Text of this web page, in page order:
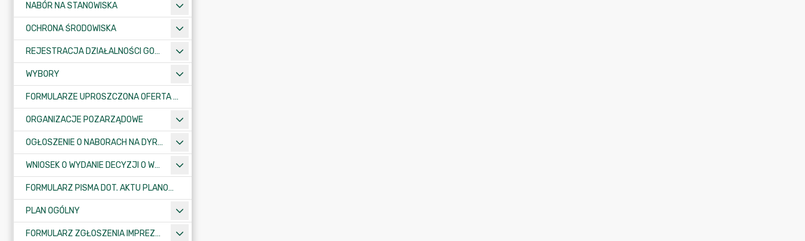
NABÓR NA STANOWISKA
OCHRONA ŚRODOWISKA
REJESTRACJA DZIAŁALNOŚCI GOSPODARCZEJ
WYBORY
FORMULARZE UPROSZCZONA OFERTA WYKONANIA ZADANIA PUBLICZNEGO
ORGANIZACJE POZARZĄDOWE
OGŁOSZENIE O NABORACH NA DYREKTORÓW PLACÓWEK OŚWIATOWYCH
WNIOSEK O WYDANIE DECYZJI O WARUNKACH ZABUDOWY/O USTALENIE INWESTYCJI CELU PUBLICZNEGO
FORMULARZ PISMA DOT. AKTU PLANOWANIA PRZESTRZENNEGO
PLAN OGÓLNY
FORMULARZ ZGŁOSZENIA IMPREZY SPORTOWO-REKREACYJNEJ, ARTYSTYCZNEJ LUB ROZRYWKOWEJ